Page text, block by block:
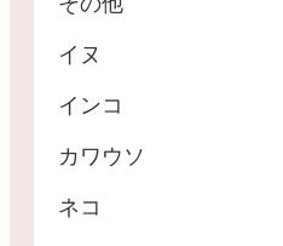
イヌ
インコ
カワウソ
ネコ